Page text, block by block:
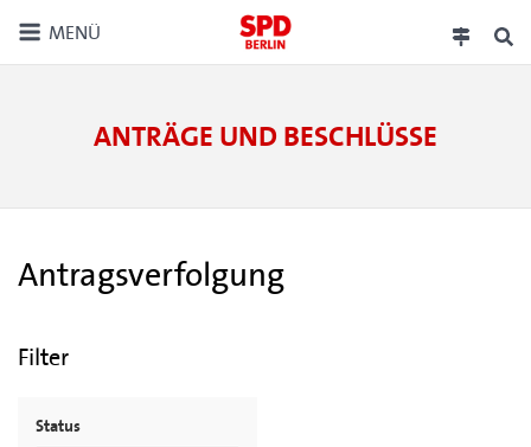
MENÜ
ANTRÄGE UND BESCHLÜSSE
Antragsverfolgung
Filter
Status